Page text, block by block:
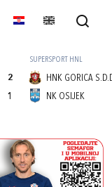
2
1
SUPERSPORT HNL
HNK GORICA
NK OSIJEK